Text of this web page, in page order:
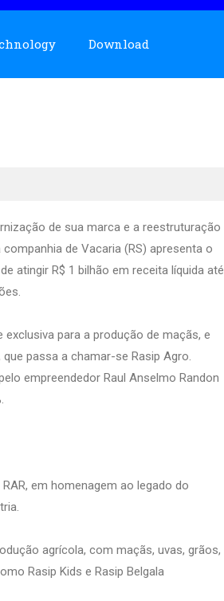
Download
de sua marca e a reestruturação
de Vacaria (RS) apresenta o
atingir R$ 1 bilhão em receita líquida até
para a produção de maçãs, e
passa a chamar-se Rasip Agro.
empreendedor Raul Anselmo Randon
em homenagem ao legado do
agrícola, com maçãs, uvas, grãos,
Rasip Kids e Rasip Belgala